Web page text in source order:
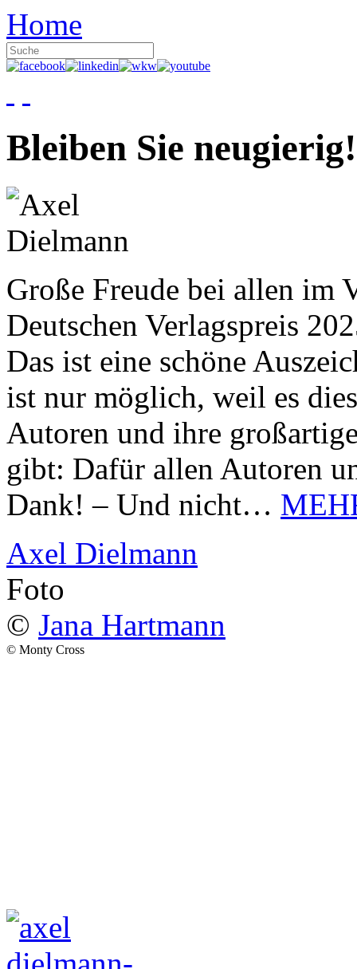
Home
Bleiben Sie neugierig!
Große Freude bei allen im
Deutschen Verlagspreis
Das ist eine schöne
ist nur möglich, weil es
Autoren und ihre
gibt: Dafür allen Autoren
Dank! – Und nicht…
Axel Dielmann
Foto
© Jana Hartmann
© Monty Cross